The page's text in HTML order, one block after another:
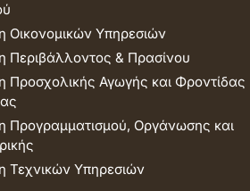
Οικονομικών Υπηρεσιών
Περιβάλλοντος & Πρασίνου
Προσχολικής Αγωγής και Φροντίδας
Προγραμματισμού, Οργάνωσης και
Τεχνικών Υπηρεσιών